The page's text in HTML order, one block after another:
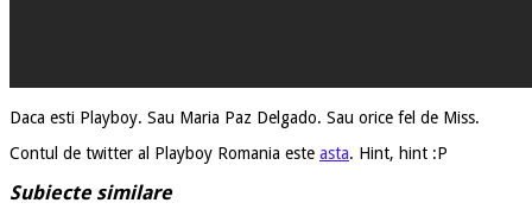
Daca esti Playboy. Sau Maria Paz Delgado. Sau orice fel de Miss.
Contul de twitter al Playboy Romania este asta. Hint, hint :P
Subiecte similare